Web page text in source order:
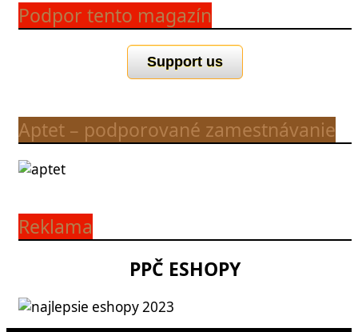
Podpor tento magazín
Support us
Aptet – podporované zamestnávanie
Reklama
PPČ ESHOPY